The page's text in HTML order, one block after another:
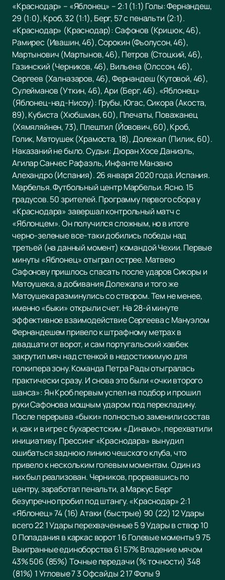
«Краснодар» – «Яблонец» – 2:1 (1:1) Голы: Фернандеш,
29 (1:0), Кроб, 32 (1:1), Берг, 57 с пенальти (2:1).
«Краснодар» (Краснодар): Сафонов (Крицюк, 46),
Рамирес (Ивашин, 46), Сорокин (Фьолусон, 46),
Мартынович (Мартынов, 46), Петров (Стоцкий, 46),
Газинский (Черников, 46), Вильена (Олссон, 46),
Сергеев (Халназаров, 46), Фернандеш (Кутовой, 46),
Сулейманов (Уткин, 46), Ари (Берг, 46). «Яблонец»
(Яблонец-над-Нисоу): Грубы, Югас, Сикора (Акоста,
89), Кубиста (Хюбшман, 60), Плечаты, Поважанец
(Хямяляйнен, 73), Плештил (Йовович, 60), Кроб,
Голик, Матоушек (Храмоста, 18), Долежал (Пилик, 60).
Наказаний не было. Судьи: Дюран Хосе Даниэль,
Агилар Санчес Рафаэль, Инфанте Манзано
Алехандро (Испания). 26 января 2020 года. Испания.
Марбелья. Футбольный центр Марбельи. Ясно. 15
градусов. 50 зрителей. Программу первого сбора у
«Краснодара» завершал контрольный матч с
«Яблонцем». Он получился сложным, но в итоге
черно-зеленые все-таки добились победы над
третьей (на данный момент) командой Чехии. Первые
минуты «Яблонец» отыграл острее. Матвею
Сафонову пришлось спасать после ударов Сикоры и
Матоушека, а добивания Долежала и того же
Матоушека разминулись со створом. Тем не менее,
именно «быки» открыли счет. На 28-й минуте
эффективное взаимодействие Сергеева с Мануэлом
Фернандешем привело к штрафному метрах в
двадцати от ворот, и сам португальский хавбек
закрутил мяч над стенкой в недостижимую для
голкипера зону. Команда Петра Рады отыгралась
практически сразу. И снова это были «очки второго
шанса»: Ян Кроб первым успел на подбор и прошил
руки Сафонова мощным ударом под перекладину.
После перерыва «быки» полностью заменили состав
и, как и в игре с бухарестским «Динамо», перехватили
инициативу. Прессинг «Краснодара» вынудил
ошибаться заднюю линию чешского клуба, что
привело к нескольким голевым моментам. Один из
них был реализован. Черников, прорвавшись по
центру, заработал пенальти, а Маркус Берг
безупречно пробил под штангу. «Краснодар» 2:1
«Яблонец» 74 (16) Атаки (быстрые) 90 (22) 12 Удары
всего 22 1 Удары перехваченные 5 9 Удары в створ 10
0 Попадания в каркас ворот 1 6 Голевые моменты 9 75
Выигранные единоборства 61 57% Владение мячом
43% 506 (85%) Точные передачи (% точности) 348
(81%) 1 Угловые 7 3 Офсайды 2 17 Фолы 9